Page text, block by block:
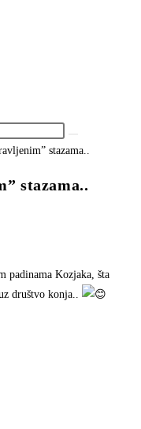
stazama..
padinama Kozjaka, šta
društvo konja..